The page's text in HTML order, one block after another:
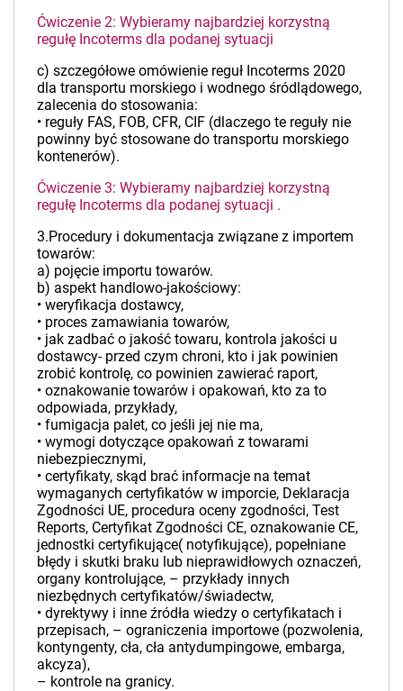
Ćwiczenie 2: Wybieramy najbardziej korzystną
regułę Incoterms dla podanej sytuacji
c) szczegółowe omówienie reguł Incoterms 2020
dla transportu morskiego i wodnego śródlądowego,
zalecenia do stosowania:
• reguły FAS, FOB, CFR, CIF (dlaczego te reguły nie
powinny być stosowane do transportu morskiego
kontenerów).
Ćwiczenie 3: Wybieramy najbardziej korzystną
regułę Incoterms dla podanej sytuacji .
3.Procedury i dokumentacja związane z importem
towarów:
a) pojęcie importu towarów.
b) aspekt handlowo-jakościowy:
• weryfikacja dostawcy,
• proces zamawiania towarów,
• jak zadbać o jakość towaru, kontrola jakości u
dostawcy- przed czym chroni, kto i jak powinien
zrobić kontrolę, co powinien zawierać raport,
• oznakowanie towarów i opakowań, kto za to
odpowiada, przykłady,
• fumigacja palet, co jeśli jej nie ma,
• wymogi dotyczące opakowań z towarami
niebezpiecznymi,
• certyfikaty, skąd brać informacje na temat
wymaganych certyfikatów w imporcie, Deklaracja
Zgodności UE, procedura oceny zgodności, Test
Reports, Certyfikat Zgodności CE, oznakowanie CE,
jednostki certyfikujące( notyfikujące), popełniane
błędy i skutki braku lub nieprawidłowych oznaczeń,
organy kontrolujące, – przykłady innych
niezbędnych certyfikatów/świadectw,
• dyrektywy i inne źródła wiedzy o certyfikatach i
przepisach, – ograniczenia importowe (pozwolenia,
kontyngenty, cła, cła antydumpingowe, embarga,
akcyza),
– kontrole na granicy.